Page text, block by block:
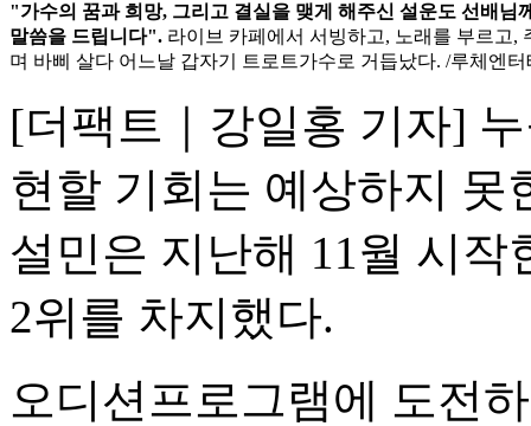
"가수의 꿈과 희망, 그리고 결실을 맺게 해주신 설운도 선배님
말씀을 드립니다". 라이브 카페에서 서빙하고, 노래를 부르고,
며 바삐 살다 어느날 갑자기 트로트가수로 거듭났다. /루체엔
[더팩트｜강일홍 기자]
현할 기회는 예상하지 못
설민은 지난해 11월 시
2위를 차지했다.
오디션프로그램에 도전